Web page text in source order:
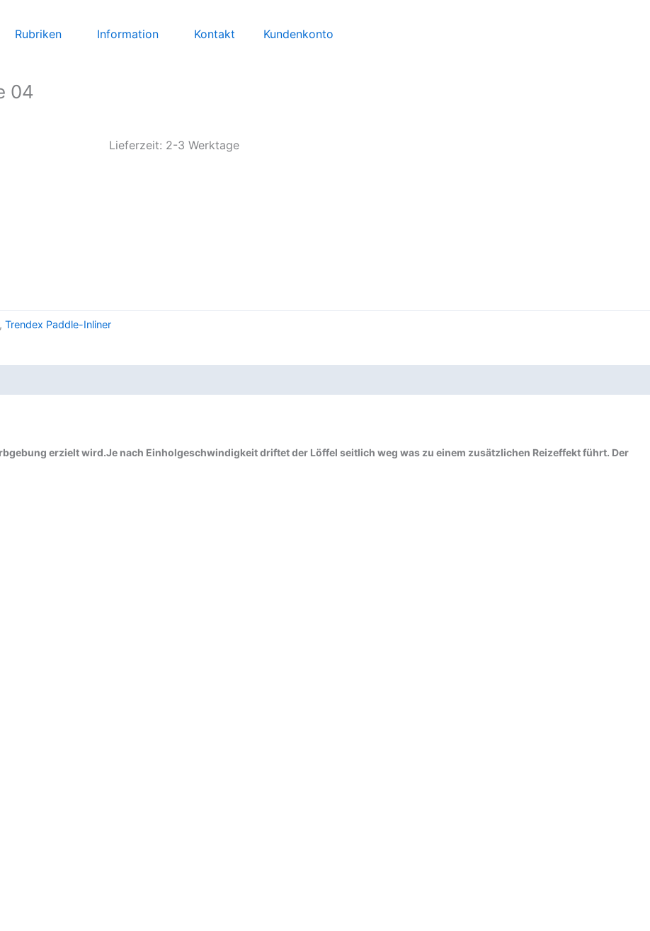
Rubriken Information Kontakt Kundenkonto
04
Lieferzeit: 2-3 Werktage
, Trendex Paddle-Inliner
erzielt wird.Je nach Einholgeschwindigkeit driftet der Löffel seitlich weg was zu einem zusätzlichen Reizeffekt führt. Der